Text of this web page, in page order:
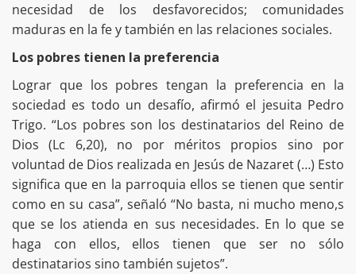
necesidad de los desfavorecidos; comunidades
maduras en la fe y también en las relaciones sociales.
Los pobres tienen la preferencia
Lograr que los pobres tengan la preferencia en la
sociedad es todo un desafío, afirmó el jesuita Pedro
Trigo. “Los pobres son los destinatarios del Reino de
Dios (Lc 6,20), no por méritos propios sino por
voluntad de Dios realizada en Jesús de Nazaret (…) Esto
significa que en la parroquia ellos se tienen que sentir
como en su casa”, señaló “No basta, ni mucho meno,s
que se los atienda en sus necesidades. En lo que se
haga con ellos, ellos tienen que ser no sólo
destinatarios sino también sujetos”.